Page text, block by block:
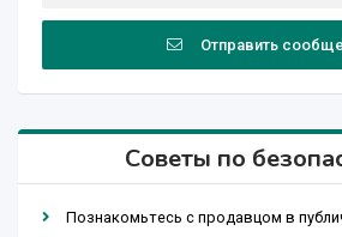
Отправить
Советы по
Познакомьтесь с продавцом в